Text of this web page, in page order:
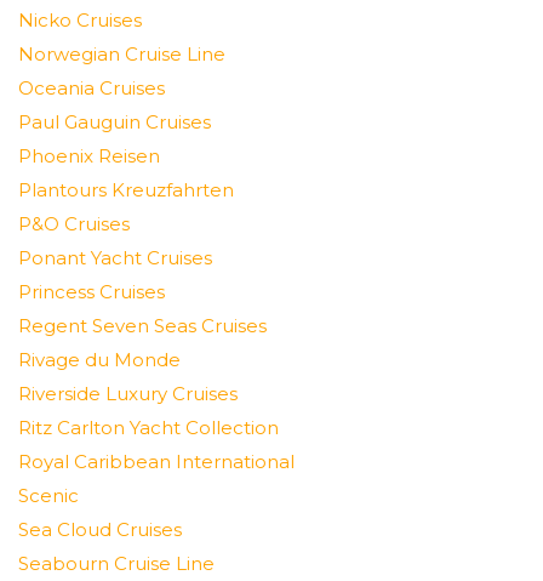
Nicko Cruises
Norwegian Cruise Line
Oceania Cruises
Paul Gauguin Cruises
Phoenix Reisen
Plantours Kreuzfahrten
P&O Cruises
Ponant Yacht Cruises
Princess Cruises
Regent Seven Seas Cruises
Rivage du Monde
Riverside Luxury Cruises
Ritz Carlton Yacht Collection
Royal Caribbean International
Scenic
Sea Cloud Cruises
Seabourn Cruise Line